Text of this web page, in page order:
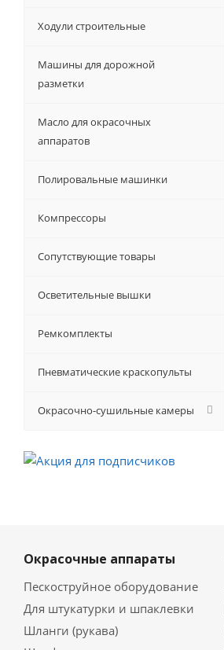
Ходули строительные
Машины для дорожной
разметки
Масло для окрасочных
аппаратов
Полировальные машинки
Компрессоры
Сопутствующие товары
Осветительные вышки
Ремкомплекты
Пневматические краскопульты
Окрасочно-сушильные камеры
Окрасочные аппараты
Пескоструйное оборудование
Для штукатурки и шпаклевки
Шланги (рукава)